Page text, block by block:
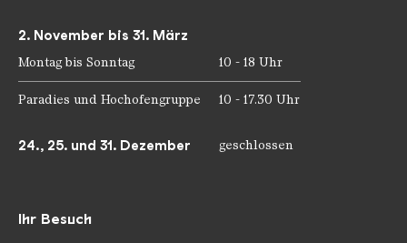
Ihr Besuch
2. November bis 31. März
Montag bis Sonntag 10 - 18 Uhr
Paradies und Hochofengruppe 10 - 17.30 Uhr
24., 25. und 31. Dezember geschlossen